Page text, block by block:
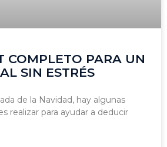
COMPLETO PARA UN
SIN ESTRÉS
de la Navidad, hay algunas
realizar para ayudar a deducir